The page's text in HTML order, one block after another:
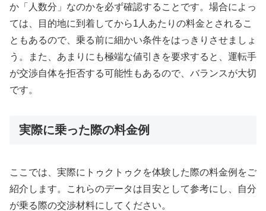
か「人数分」なのかを必ず確認することです。場合によっ
ては、目的地に到着してから1人あたりの料金とされるこ
ともあるので、乗る前に細かい条件をはっきりさせましょ
う。また、あまりにも極端な値引きを要求すると、運転手
が交渉自体を拒否する可能性もあるので、バランスが大切
です。
実際に乗った際の料金例
ここでは、実際にトゥクトゥクを体験した際の料金例をご
紹介します。これらのデータは目安として参考にし、自分
が乗る際の交渉材料にしてください。